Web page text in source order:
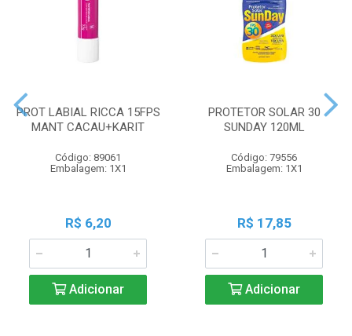
PROT LABIAL RICCA 15FPS
MANT CACAU+KARIT
Código: 89061
Embalagem: 1X1
R$ 6,20
Adicionar
PROTETOR SOLAR 30
SUNDAY 120ML
Código: 79556
Embalagem: 1X1
R$ 17,85
Adicionar